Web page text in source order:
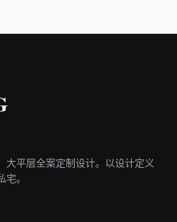
大平层全案定制设计。以设计定义
。